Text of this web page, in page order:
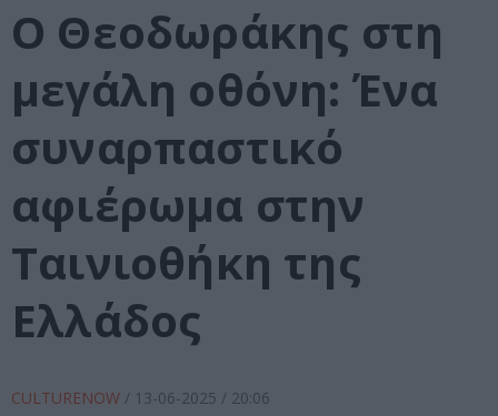
Ο Θεοδωράκης στη
μεγάλη οθόνη: Ένα
συναρπαστικό
αφιέρωμα στην
Ταινιοθήκη της
Ελλάδος
CULTURENOW / 13-06-2025 / 20:06